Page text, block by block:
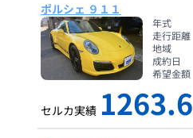
ポルシェ ９１１
年式
走行距離
地域
成約日
希望金額
セルカ実績 1263.6